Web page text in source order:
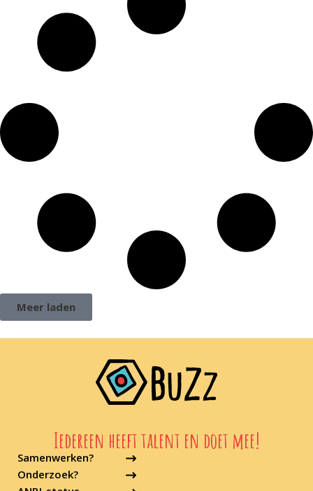
Meer laden
Samenwerken?
Onderzoek?
Iedereen heeft talent en doet mee!